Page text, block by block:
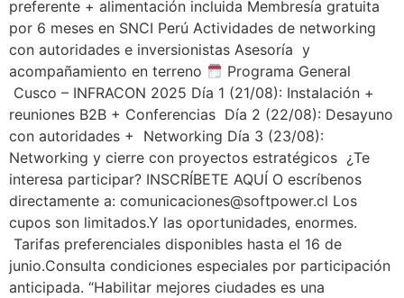
preferente + alimentación incluida Membresía gratuita
por 6 meses en SNCI Perú Actividades de networking
con autoridades e inversionistas Asesoría y
acompañamiento en terreno
Programa General
Cusco – INFRACON 2025 Día 1 (21/08): Instalación +
reuniones B2B + Conferencias Día 2 (22/08): Desayuno
con autoridades + Networking Día 3 (23/08):
Networking y cierre con proyectos estratégicos ¿Te
interesa participar? INSCRÍBETE AQUÍ O escríbenos
directamente a: comunicaciones@softpower.cl Los
cupos son limitados.Y las oportunidades, enormes.
Tarifas preferenciales disponibles hasta el 16 de
junio.Consulta condiciones especiales por participación
anticipada. “Habilitar mejores ciudades es una